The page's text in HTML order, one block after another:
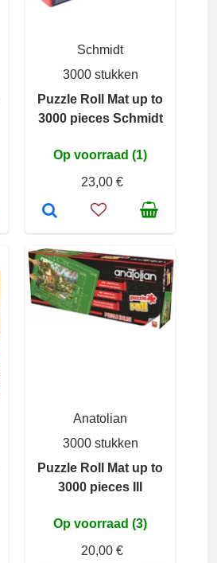
Schmidt
3000 stukken
Puzzle Roll Mat up to
3000 pieces Schmidt
Op voorraad (1)
23,00 €
Anatolian
3000 stukken
Puzzle Roll Mat up to
3000 pieces III
Op voorraad (3)
20,00 €